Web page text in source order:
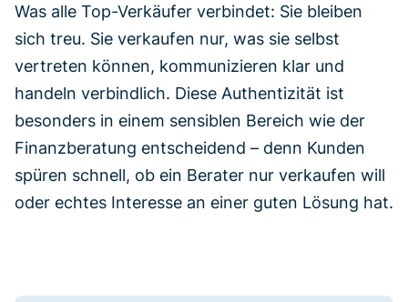
Was alle Top-Verkäufer verbindet: Sie bleiben
sich treu. Sie verkaufen nur, was sie selbst
vertreten können, kommunizieren klar und
handeln verbindlich. Diese Authentizität ist
besonders in einem sensiblen Bereich wie der
Finanzberatung entscheidend – denn Kunden
spüren schnell, ob ein Berater nur verkaufen will
oder echtes Interesse an einer guten Lösung hat.